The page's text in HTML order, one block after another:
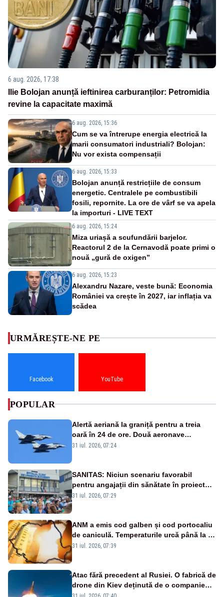
6 aug. 2026, 17:38
Ilie Bolojan anunță ieftinirea carburanților: Petromidia
revine la capacitate maximă
6 aug. 2026, 15:36
Cum se va întrerupe energia electrică la
marii consumatori industriali? Bolojan:
Nu vor exista compensații
6 aug. 2026, 15:33
Bolojan anunță restricțiile de consum
energetic. Centralele pe combustibili
fosili, repornite. La ore de vârf se va apela
la importuri - LIVE TEXT
6 aug. 2026, 15:24
Miza uriașă a scufundării barjelor.
Reactorul 2 de la Cernavodă poate primi o
nouă „gură de oxigen”
6 aug. 2026, 15:23
Alexandru Nazare, veste bună: Economia
României va crește în 2027, iar inflația va
scădea
URMĂREȘTE-NE PE
Facebook YouTube
POPULAR
Alertă aeriană la graniță pentru a treia
oară în 24 de ore. Două aeronave
Eurofighter britanice au fost ridicate de la
31 iul. 2026, 07:24
SANITAS: Niciun scenariu favorabil
pentru angajații din sănătate în proiectul
Legii salarizării
31 iul. 2026, 07:29
ANM a emis cod galben și cod portocaliu
de caniculă. Temperaturile urcă până la 38
de grade, iar nopțile devin tropicale
31 iul. 2026, 07:39
Atac fără precedent al Rusiei. O fabrică de
drone din Kiev deținută de o companie
americană, distrusă de o rachetă